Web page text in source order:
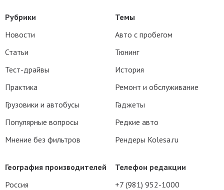
Телефон редакции
+7 (981) 952-1000
Рубрики
Новости
Статьи
Тест-драйвы
Практика
Грузовики и автобусы
Популярные вопросы
Мнение без фильтров
Темы
Авто с пробегом
Тюнинг
История
Ремонт и обслуживание
Гаджеты
Редкие авто
Рендеры Kolesa.ru
География производителей
Россия